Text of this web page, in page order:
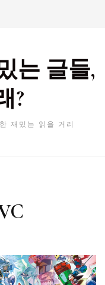
는 글들,
?
재밌는 읽을 거리